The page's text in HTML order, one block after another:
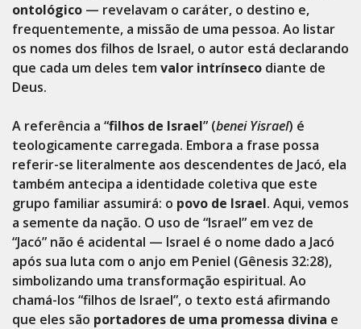
ontológico — revelavam o caráter, o destino e,
frequentemente, a missão de uma pessoa. Ao listar
os nomes dos filhos de Israel, o autor está declarando
que cada um deles temvalor intrínseco diante de
Deus.
A referência a “filhos de Israel” (benei Yisrael) é
teologicamente carregada. Embora a frase possa
referir-se literalmente aos descendentes de Jacó, ela
também antecipa a identidade coletiva que este
grupo familiar assumirá: o povo de Israel. Aqui, vemos
a semente da nação. O uso de “Israel” em vez de
“Jacó” não é acidental — Israel é o nome dado a Jacó
após sua luta com o anjo em Peniel (Gênesis 32:28),
simbolizando uma transformação espiritual. Ao
chamá-los “filhos de Israel”, o texto está afirmando
que eles são portadores de uma promessa divina e